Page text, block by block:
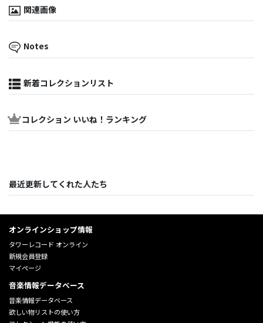
関連画像
Notes
新着コレクションリスト
コレクション いいね！ランキング
最近更新してくれた人たち
オンラインショップ情報
タワーレコード オンライン
新規会員登録
マイページ
音楽情報データベース
音楽情報データベース
欲しい物リストの使い方